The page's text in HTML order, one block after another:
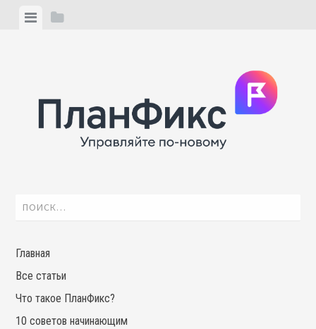
ViewView
Найти:
Главная
Все статьи
Что такое ПланФикс?
10 советов начинающим